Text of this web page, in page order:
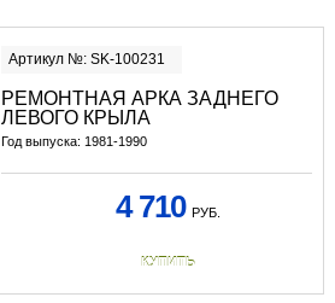
Артикул №: SK-100231
РЕМОНТНАЯ АРКА ЗАДНЕГО
ЛЕВОГО КРЫЛА
Год выпуска: 1981-1990
4 710 РУБ.
КУПИТЬ